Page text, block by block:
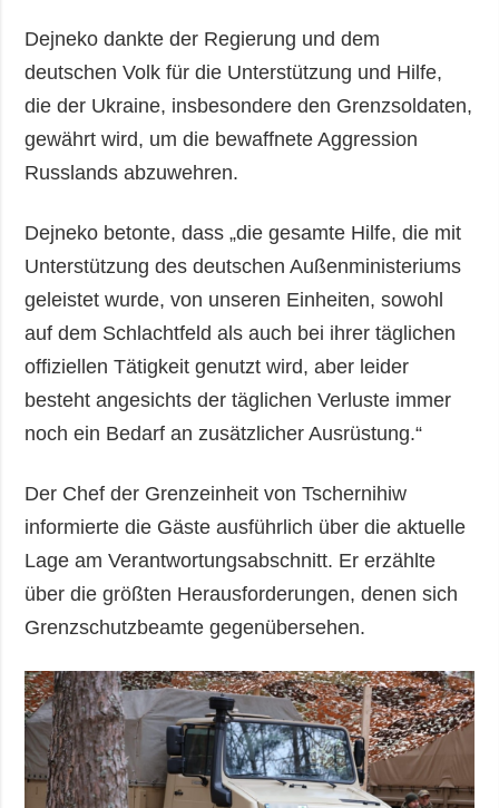
Dejneko dankte der Regierung und dem
deutschen Volk für die Unterstützung und Hilfe,
die der Ukraine, insbesondere den Grenzsoldaten,
gewährt wird, um die bewaffnete Aggression
Russlands abzuwehren.
Dejneko betonte, dass „die gesamte Hilfe, die mit
Unterstützung des deutschen Außenministeriums
geleistet wurde, von unseren Einheiten, sowohl
auf dem Schlachtfeld als auch bei ihrer täglichen
offiziellen Tätigkeit genutzt wird, aber leider
besteht angesichts der täglichen Verluste immer
noch ein Bedarf an zusätzlicher Ausrüstung.“
Der Chef der Grenzeinheit von Tschernihiw
informierte die Gäste ausführlich über die aktuelle
Lage am Verantwortungsabschnitt. Er erzählte
über die größten Herausforderungen, denen sich
Grenzschutzbeamte gegenübersehen.